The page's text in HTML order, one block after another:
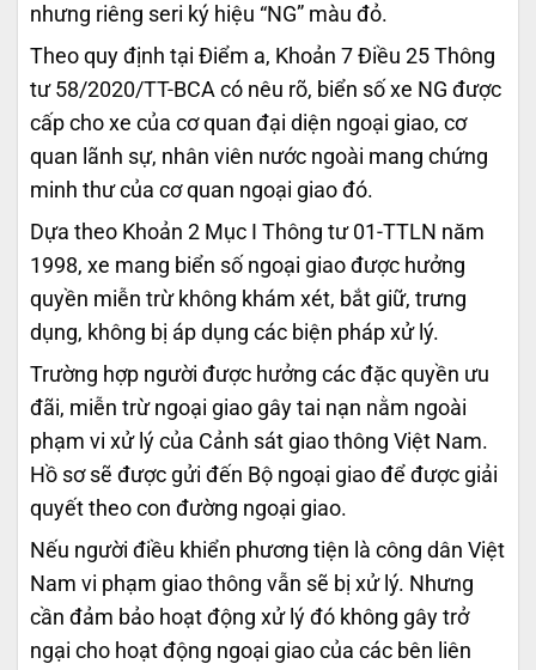
nhưng riêng seri ký hiệu “NG” màu đỏ.
Theo quy định tại Điểm a, Khoản 7 Điều 25 Thông
tư 58/2020/TT-BCA có nêu rõ, biển số xe NG được
cấp cho xe của cơ quan đại diện ngoại giao, cơ
quan lãnh sự, nhân viên nước ngoài mang chứng
minh thư của cơ quan ngoại giao đó.
Dựa theo Khoản 2 Mục I Thông tư 01-TTLN năm
1998, xe mang biển số ngoại giao được hưởng
quyền miễn trừ không khám xét, bắt giữ, trưng
dụng, không bị áp dụng các biện pháp xử lý.
Trường hợp người được hưởng các đặc quyền ưu
đãi, miễn trừ ngoại giao gây tai nạn nằm ngoài
phạm vi xử lý của Cảnh sát giao thông Việt Nam.
Hồ sơ sẽ được gửi đến Bộ ngoại giao để được giải
quyết theo con đường ngoại giao.
Nếu người điều khiển phương tiện là công dân Việt
Nam vi phạm giao thông vẫn sẽ bị xử lý. Nhưng
cần đảm bảo hoạt động xử lý đó không gây trở
ngại cho hoạt động ngoại giao của các bên liên